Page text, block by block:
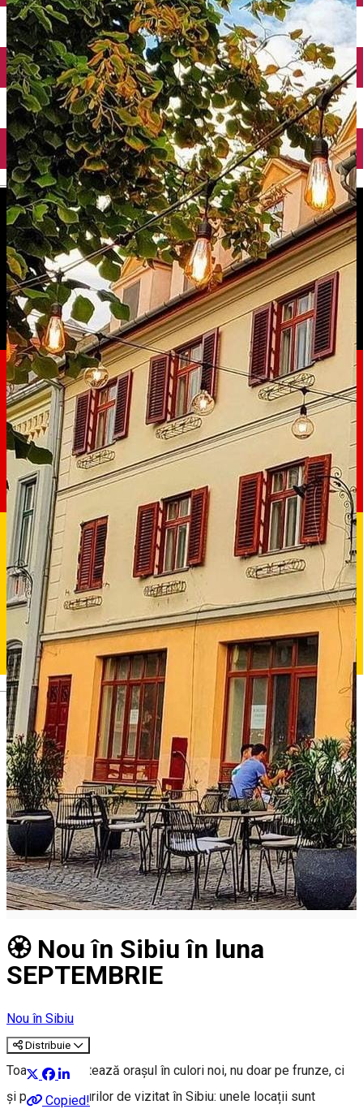
English
Deutsch
🏵️ Nou în Sibiu în luna
SEPTEMBRIE
Nou în Sibiu
Distribuie
Copied!
Toamna ne pictează orașul în culori noi, nu doar pe frunze, ci
și pe harta locurilor de vizitat în Sibiu: unele locații sunt